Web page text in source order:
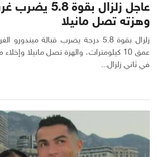
عاجل زلزال بقوة
وهزته تصل مانيلا
زلزال بقوة 5.8 درجة يضرب قبالة
عمق 10 كيلومترات، والهزة تصل مانيلا
في ثاني زلزال...